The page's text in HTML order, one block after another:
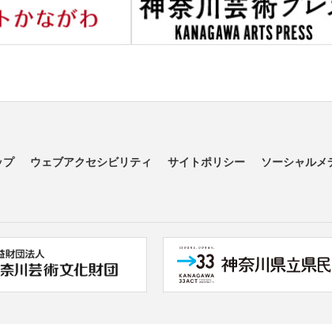
プ ウェブアクセシビリティ サイトポリシー ソーシャルメ